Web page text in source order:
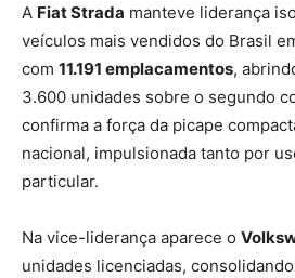
A Fiat Strada manteve liderança
veículos mais vendidos do Brasil
com 11.191 emplacamentos,
3.600 unidades sobre o segundo
confirma a força da picape
nacional, impulsionada tanto por
particular.
Na vice-liderança aparece o
unidades licenciadas,